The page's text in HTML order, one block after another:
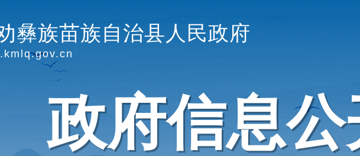
彝族苗族自治县人民政府
政府信息公